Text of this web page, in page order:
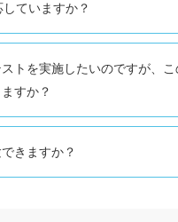
ていますか？
トを実施したいのですが、こ
すか？
きますか？